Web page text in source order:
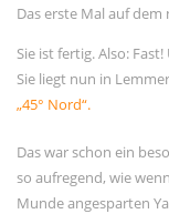
November 2023
September 2023
Juni 2023
März 2023
Dezember 2022
Das erste Mal auf
Sie ist fertig. Also:
Sie liegt nun in
„45° Nord“.
Das war schon ein
so aufregend, wie
Munde angesparten